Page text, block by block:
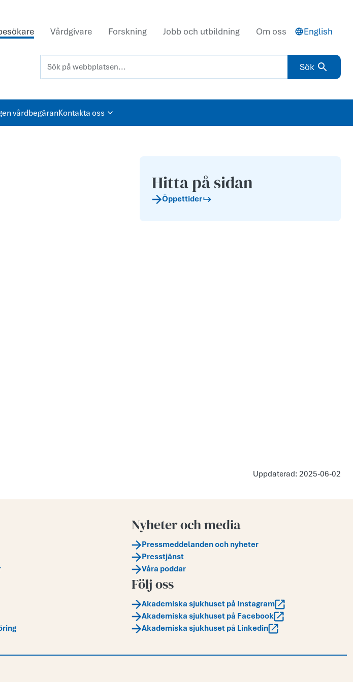
Vårdgivare Forskning Jobb och utbildning Om oss English
Sök på webbplatsen...
Sök
vårdbegäranKontakta oss
Hitta på sidan
Öppettider
Uppdaterad: 2025-06-02
Nyheter och media
Pressmeddelanden och nyheter
Presstjänst
Våra poddar
Följ oss
Akademiska sjukhuset på Instagram
Akademiska sjukhuset på Facebook
Akademiska sjukhuset på Linkedin